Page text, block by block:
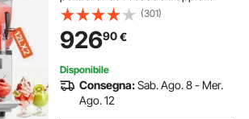
Serbatoio 2 x 12 Litri, Macchina per
Bevande Smoothie Drink in Acciaio
Inox da Bar Ristorante Hotel
Catering
(301)
92690€
Disponibile
Consegna:Sab. Ago. 8 - Mer.
Ago. 12